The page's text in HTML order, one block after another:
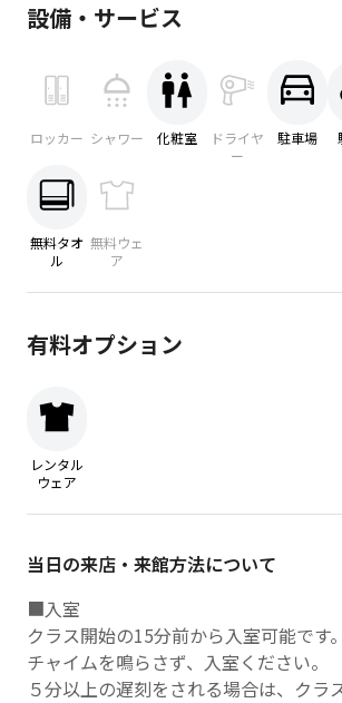
設備・サービス
ロッカー シャワー 化粧室
ドライヤ
ー
駐車場
無料タオ
ル
無料ウェ
ア
有料オプション
レンタル
ウェア
当日の来店・来館方法について
■入室
クラス開始の15分前から入室可能です。
チャイムを鳴らさず、入室ください。
５分以上の遅刻をされる場合は、クラ